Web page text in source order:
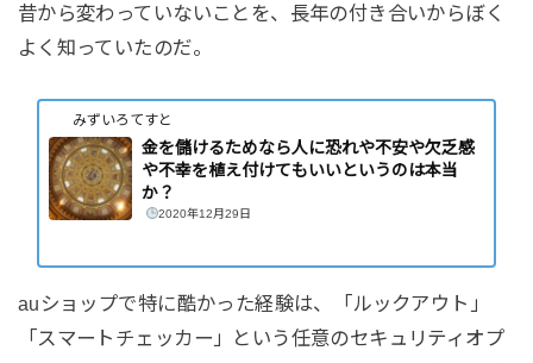
昔から変わっていないことを、長年の付き合いからぼく
よく知っていたのだ。
みずいろてすと
金を儲けるためなら人に恐れや不安や欠乏感
や不幸を植え付けてもいいというのは本当
か？
2020年12月29日
auショップで特に酷かった経験は、「ルックアウト」
「スマートチェッカー」という任意のセキュリティオプ